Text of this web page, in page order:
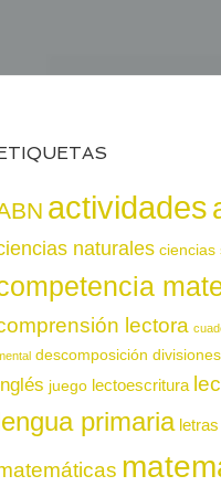
actividades
naturales ciencias
lectora
descomposición divisiones
juego lectoescritura
primaria letras